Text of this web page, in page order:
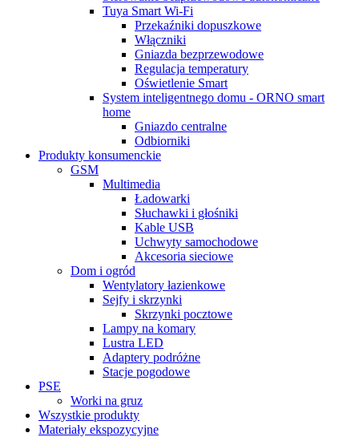
Tuya Smart Wi-Fi
Przekaźniki dopuszkowe
Włączniki
Gniazda bezprzewodowe
Regulacja temperatury
Oświetlenie Smart
System inteligentnego domu - ORNO smart
home
Gniazdo centralne
Odbiorniki
Produkty konsumenckie
GSM
Multimedia
Ładowarki
Słuchawki i głośniki
Kable USB
Uchwyty samochodowe
Akcesoria sieciowe
Dom i ogród
Wentylatory łazienkowe
Sejfy i skrzynki
Skrzynki pocztowe
Lampy na komary
Lustra LED
Adaptery podróżne
Stacje pogodowe
PSE
Worki na gruz
Wszystkie produkty
Materiały ekspozycyjne